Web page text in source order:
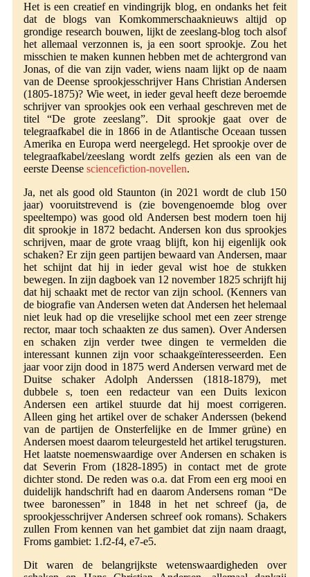
Het is een creatief en vindingrijk blog, en ondanks het feit
dat de blogs van Komkommerschaaknieuws altijd op
grondige research bouwen, lijkt de zeeslang-blog toch alsof
het allemaal verzonnen is, ja een soort sprookje. Zou het
misschien te maken kunnen hebben met de achtergrond van
Jonas, of die van zijn vader, wiens naam lijkt op de naam
van de Deense sprookjesschrijver Hans Christian Andersen
(1805-1875)? Wie weet, in ieder geval heeft deze beroemde
schrijver van sprookjes ook een verhaal geschreven met de
titel “De grote zeeslang”. Dit sprookje gaat over de
telegraafkabel die in 1866 in de Atlantische Oceaan tussen
Amerika en Europa werd neergelegd. Het sprookje over de
telegraafkabel/zeeslang wordt zelfs gezien als een van de
eerste Deense sciencefiction-novellen.
Ja, net als good old Staunton (in 2021 wordt de club 150
jaar) vooruitstrevend is (zie bovengenoemde blog over
speeltempo) was good old Andersen best modern toen hij
dit sprookje in 1872 bedacht. Andersen kon dus sprookjes
schrijven, maar de grote vraag blijft, kon hij eigenlijk ook
schaken? Er zijn geen partijen bewaard van Andersen, maar
het schijnt dat hij in ieder geval wist hoe de stukken
bewegen. In zijn dagboek van 12 november 1825 schrijft hij
dat hij schaakt met de rector van zijn school. (Kenners van
de biografie van Andersen weten dat Andersen het helemaal
niet leuk had op die vreselijke school met een zeer strenge
rector, maar toch schaakten ze dus samen). Over Andersen
en schaken zijn verder twee dingen te vermelden die
interessant kunnen zijn voor schaakgeïnteresseerden. Een
jaar voor zijn dood in 1875 werd Andersen verward met de
Duitse schaker Adolph Anderssen (1818-1879), met
dubbele s, toen een redacteur van een Duits lexicon
Andersen een artikel stuurde dat hij moest corrigeren.
Alleen ging het artikel over de schaker Anderssen (bekend
van de partijen de Onsterfelijke en de Immer grüne) en
Andersen moest daarom teleurgesteld het artikel terugsturen.
Het laatste noemenswaardige over Andersen en schaken is
dat Severin From (1828-1895) in contact met de grote
dichter stond. De reden was o.a. dat From een erg mooi en
duidelijk handschrift had en daarom Andersens roman “De
twee baronessen” in 1848 in het net schreef (ja, de
sprookjesschrijver Andersen schreef ook romans). Schakers
zullen From kennen van het gambiet dat zijn naam draagt,
Froms gambiet: 1.f2-f4, e7-e5.
Dit waren de belangrijkste wetenswaardigheden over